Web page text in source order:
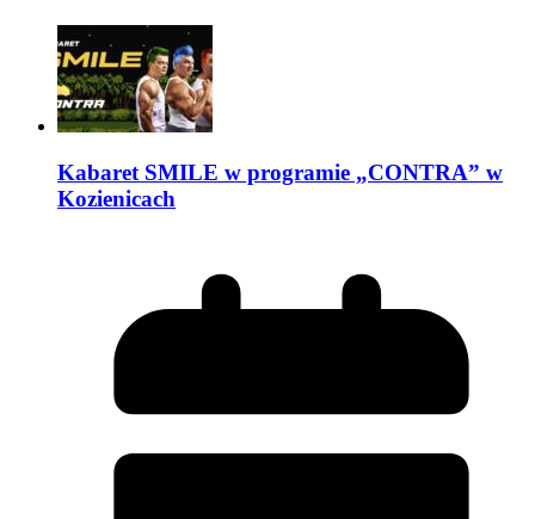
Kabaret SMILE w programie „CONTRA” w
Kozienicach